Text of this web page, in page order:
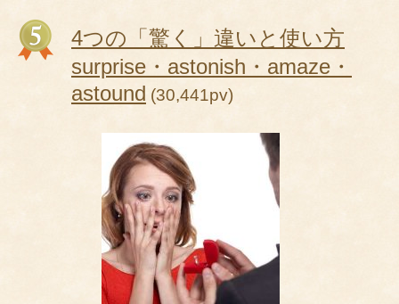
4つの「驚く」違いと使い方
surprise・astonish・amaze・
astound (30,441pv)